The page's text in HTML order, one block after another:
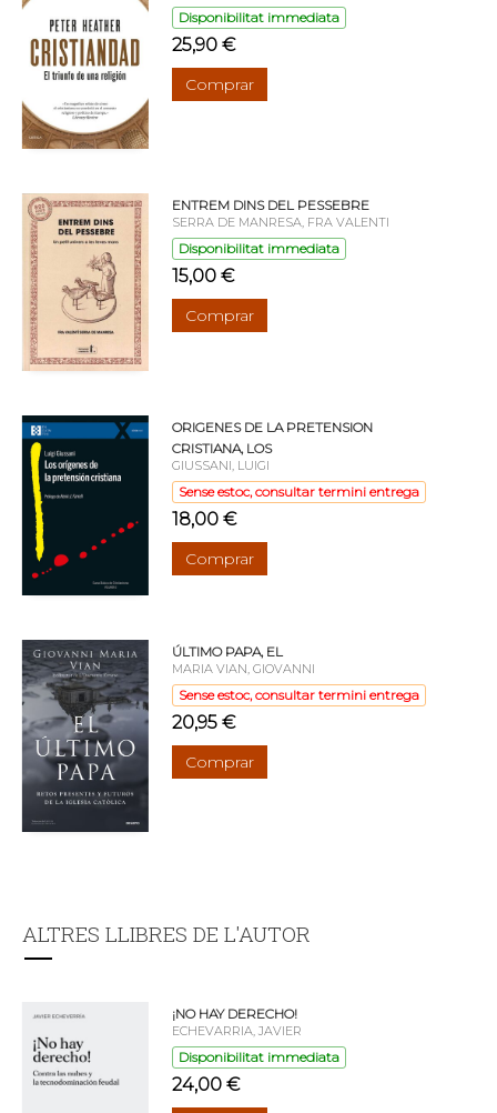
Disponibilitat immediata
25,90 €
Comprar
ENTREM DINS DEL PESSEBRE
SERRA DE MANRESA, FRA VALENTI
Disponibilitat immediata
15,00 €
Comprar
ORIGENES DE LA PRETENSION
CRISTIANA, LOS
GIUSSANI, LUIGI
Sense estoc, consultar termini entrega
18,00 €
Comprar
ÚLTIMO PAPA, EL
MARIA VIAN, GIOVANNI
Sense estoc, consultar termini entrega
20,95 €
Comprar
ALTRES LLIBRES DE L'AUTOR
¡NO HAY DERECHO!
ECHEVARRIA, JAVIER
Disponibilitat immediata
24,00 €